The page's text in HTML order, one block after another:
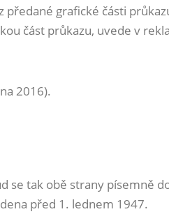
grafické části
část průkazu, uvede v
2016).
se tak obě strany písemně
před 1. lednem 1947.